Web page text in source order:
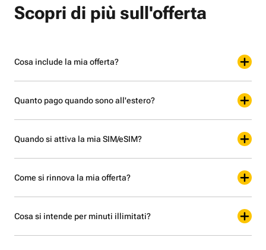
Scopri di più sull'offerta
Cosa include la mia offerta?
Quanto pago quando sono all'estero?
Quando si attiva la mia SIM/eSIM?
Come si rinnova la mia offerta?
Cosa si intende per minuti illimitati?